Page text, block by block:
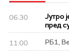
06:30
Јутро
пред
11:00 РБ1,